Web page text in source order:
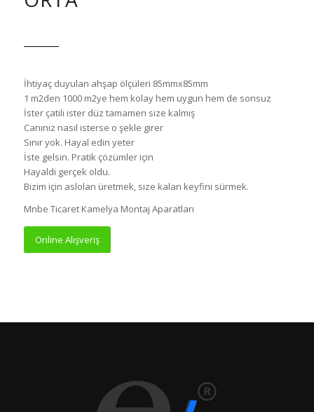
İhtiyaç duyulan ahşap ölçüleri 85mmx85mm
1 m2den 1000 m2ye hem kolay hem uygun hem de sonsuz
İster çatılı ister düz tamamen size kalmış
Canınız nasıl isterse o şekle girer
Sınır yok. Hayal edin yeter
İste gelsin. Pratik çözümler için
Hayaldi gerçek oldu.
Bizim için aslolan üretmek, size kalan keyfini sürmek.
Mnbe Ticaret Kamelya Montaj Aparatları
Online Alışveriş